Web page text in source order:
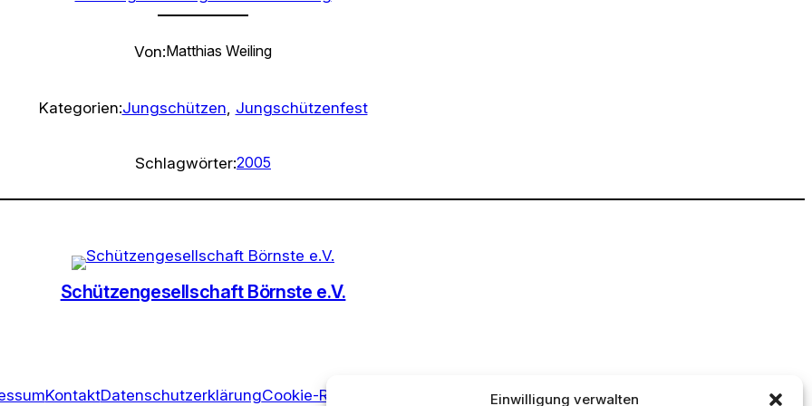
Einwilligung verwalten
Von:Matthias Weiling
Kategorien:Jungschützen Jungschützenfest
Schlagwörter:2005
Schützengesellschaft Börnste e.V.
KontaktDatenschutzerklärungCookie-Richtlinie (EU) Instagram